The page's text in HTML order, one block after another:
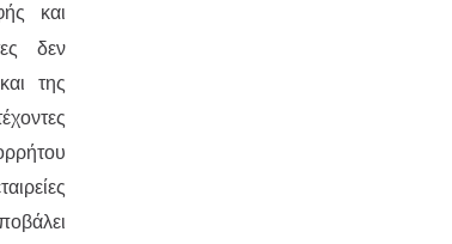
και
δεν
της